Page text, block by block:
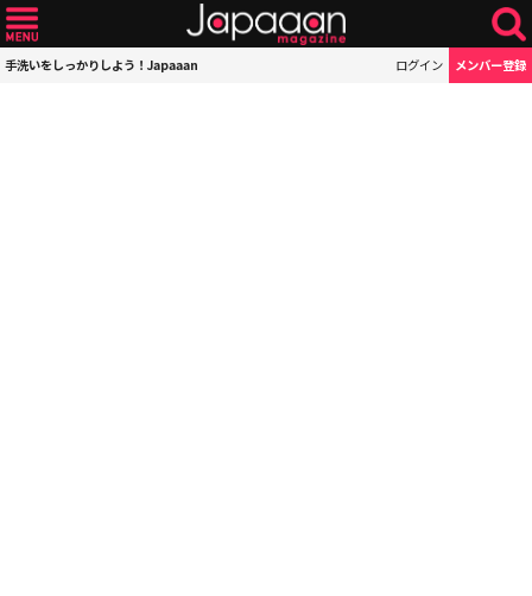
手洗いをしっかりしよう！Japaaan ログイン メンバー登録